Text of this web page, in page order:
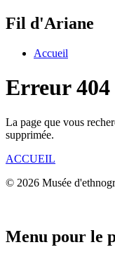
Fil d'Ariane
Accueil
Erreur 404
La page que vous
supprimée.
ACCUEIL
© 2026 Musée
Menu pour le